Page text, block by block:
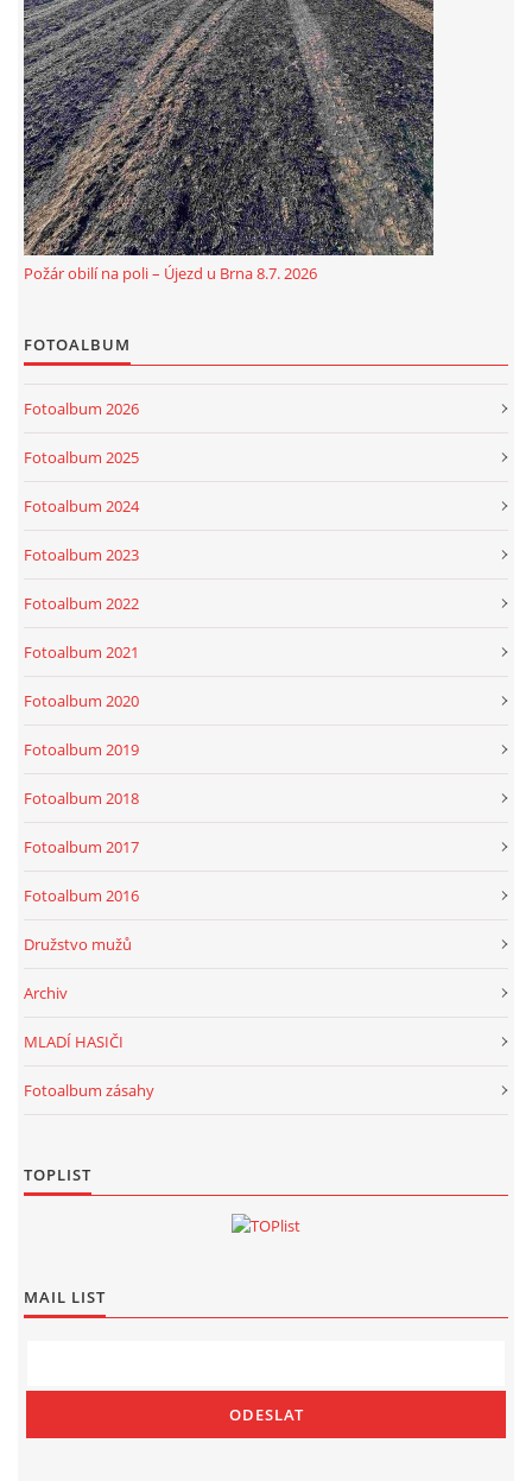
Požár obilí na poli – Újezd u Brna 8.7. 2026
FOTOALBUM
Fotoalbum 2026
Fotoalbum 2025
Fotoalbum 2024
Fotoalbum 2023
Fotoalbum 2022
Fotoalbum 2021
Fotoalbum 2020
Fotoalbum 2019
Fotoalbum 2018
Fotoalbum 2017
Fotoalbum 2016
Družstvo mužů
Archiv
MLADÍ HASIČI
Fotoalbum zásahy
TOPLIST
MAIL LIST